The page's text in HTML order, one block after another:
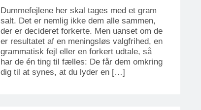
Dummefejlene her skal tages med et gram
salt. Det er nemlig ikke dem alle sammen,
der er decideret forkerte. Men uanset om de
er resultatet af en meningsløs valgfrihed, en
grammatisk fejl eller en forkert udtale, så
har de én ting til fælles: De får dem omkring
dig til at synes, at du lyder en […]